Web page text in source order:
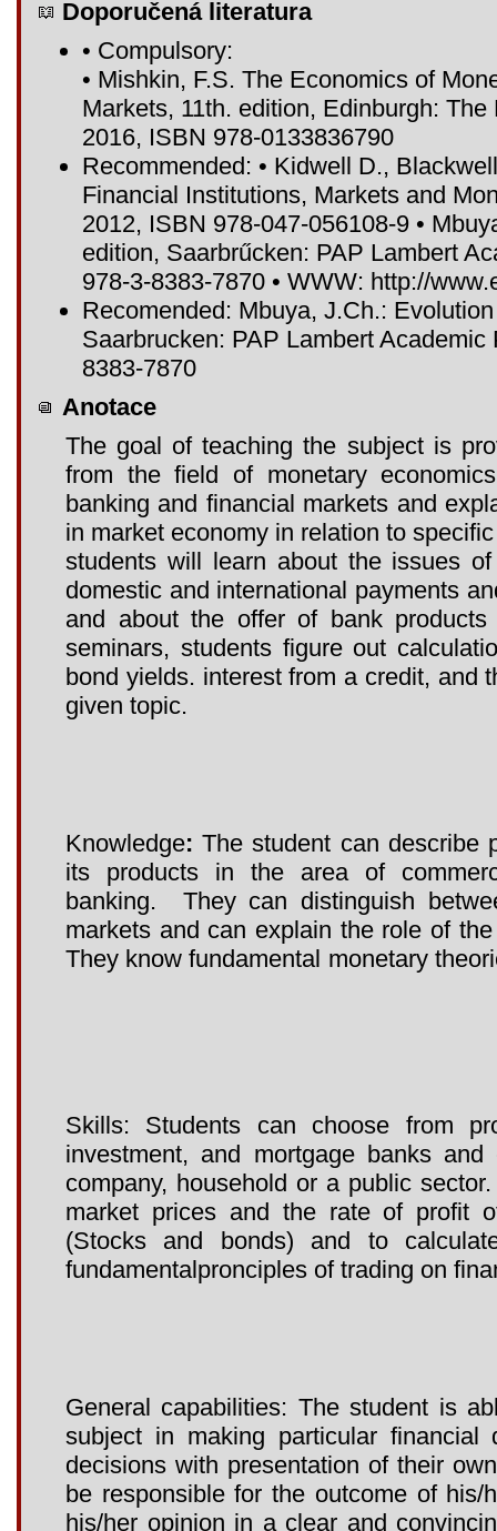
Doporučená literatura
• Compulsory:
• Mishkin, F.S. The Economics of
Markets, 11th. edition, Edinburgh:
2016, ISBN 978-0133836790
Recommended: • Kidwell D.,
Financial Institutions, Markets and
2012, ISBN 978-047-056108-9 •
edition, Saarbrűcken: PAP Lambert
978-3-8383-7870 • WWW: http://
Recomended: Mbuya, J.Ch.:
Saarbrucken: PAP Lambert
8383-7870
Anotace
The goal of teaching the subject is
from the field of monetary
banking and financial markets and
in market economy in relation to
students will learn about the issues
domestic and international payments
and about the offer of bank
seminars, students figure out
bond yields. interest from a credit, and
given topic.
Knowledge: The student can describe
its products in the area of
banking. They can distinguish
markets and can explain the role of
They know fundamental monetary
Skills: Students can choose from
investment, and mortgage banks
company, household or a public
market prices and the rate of profit
(Stocks and bonds) and to
fundamentalpronciples of trading on
General capabilities: The student is
subject in making particular financial
decisions with presentation of their
be responsible for the outcome of
his/her opinion in a clear and